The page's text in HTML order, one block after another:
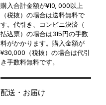
購入合計金額が¥10, 000以上
（税抜）の場合は送料無料で
す。代引き、コンビニ決済（
払込票）の場合は315円の手数
料がかかります。購入金額が
¥30,000（税抜）の場合は代引
き手数料無料です。
配送・お届け